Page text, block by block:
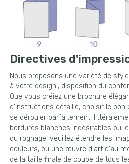
Directives
Nous proposons une variété de
à votre design., disposition du
Que vous créiez une brochure
d'instructions détaillé, choisir le bon
se dérouler parfaitement,
bordures blanches indésirables ou
du rognage, veuillez étendre les
couleurs, ou une œuvre d'art d'au
de la taille finale de coupe de tous